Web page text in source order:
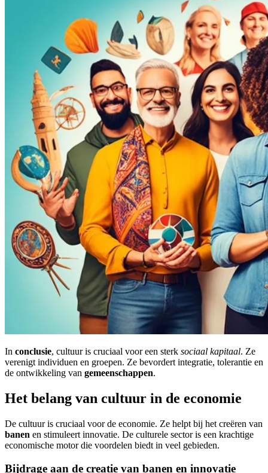
In conclusie, cultuur is cruciaal voor een sterk sociaal kapitaal. Ze
verenigt individuen en groepen. Ze bevordert integratie, tolerantie en
de ontwikkeling van gemeenschappen.
Het belang van cultuur in de economie
De cultuur is cruciaal voor de economie. Ze helpt bij het creëren van
banen en stimuleert innovatie. De culturele sector is een krachtige
economische motor die voordelen biedt in veel gebieden.
Bijdrage aan de creatie van banen en innovatie